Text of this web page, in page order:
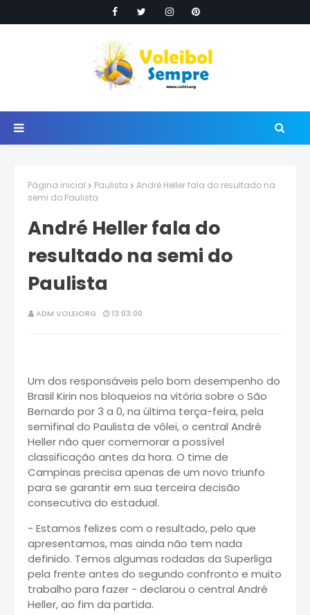
Página inicial Paulista
André Heller fala do resultado na
semi do Paulista
André Heller fala do
resultado na semi do
Paulista
ADM VOLEIORG 13:03:00
Um dos responsáveis pelo bom desempenho do
Brasil Kirin nos bloqueios na vitória sobre o São
Bernardo por 3 a 0, na última terça-feira, pela
semifinal do Paulista de vôlei, o central André
Heller não quer comemorar a possível
classificação antes da hora. O time de
Campinas precisa apenas de um novo triunfo
para se garantir em sua terceira decisão
consecutiva do estadual.
- Estamos felizes com o resultado, pelo que
apresentamos, mas ainda não tem nada
definido. Temos algumas rodadas da Superliga
pela frente antes do segundo confronto e muito
trabalho para fazer - declarou o central André
Heller, ao fim da partida.